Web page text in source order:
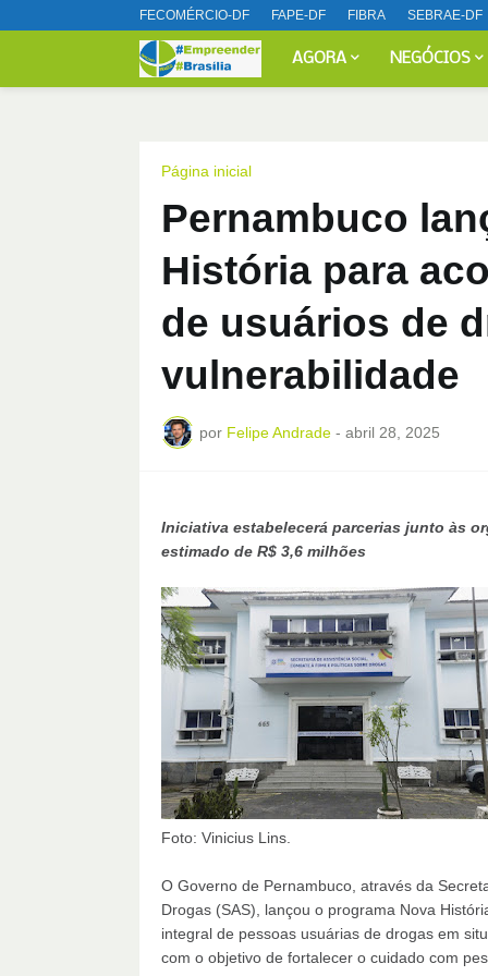
FECOMÉRCIO-DF FAPE-DF FIBRA SEBRAE-DF
AGORA NEGÓCIOS
Página inicial
Pernambuco
História para
de usuários de
vulnerabilidade
por Felipe Andrade - abril 28, 2025
Iniciativa estabelecerá parcerias junto às
estimado de R$ 3,6 milhões
Foto: Vinicius Lins.
O Governo de Pernambuco, através da
Drogas (SAS), lançou o programa Nova
integral de pessoas usuárias de drogas em
com o objetivo de fortalecer o cuidado com